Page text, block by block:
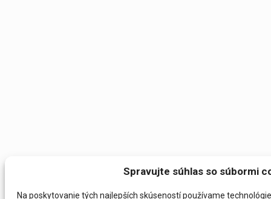
Spravujte súhlas so súbormi
Na poskytovanie tých najlepších skúseností používame